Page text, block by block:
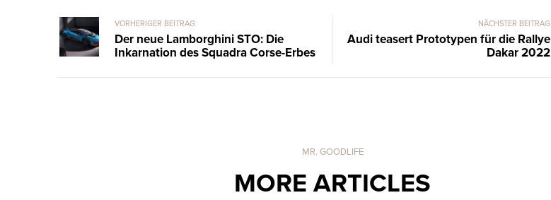
VORHERIGER BEITRAG
Der neue Lamborghini STO: Die
Inkarnation des Squadra Corse-Erbes
NÄCHSTER BEITRAG
Audi teasert Prototypen für die Rallye
Dakar 2022
MR. GOODLIFE
MORE ARTICLES